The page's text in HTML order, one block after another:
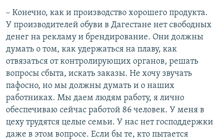
– Конечно, как и производство хорошего продукта.
У производителей обуви в Дагестане нет свободных
денег на рекламу и брендирование. Они должны
думать о том, как удержаться на плаву, как
отвязаться от контролирующих органов, решать
вопросы сбыта, искать заказы. Не хочу звучать
пафосно, но мы должны думать и о наших
работниках. Мы даем людям работу, я лично
обеспечиваю сейчас работой 86 человек. У меня в
цеху трудятся целые семьи. У нас нет господдержки
даже в этом вопросе. Если бы те, кто пытается